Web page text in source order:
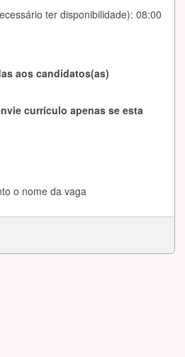
ter disponibilidade): 08:00
aos candidatos(as)
currículo apenas se esta
o nome da vaga